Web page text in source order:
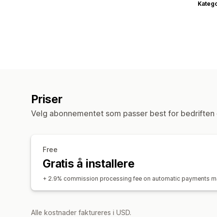
Priser
Velg abonnementet som passer best for bedriften
Free
Gratis å installere
+ 2.9% commission processing fee on automatic payments
Alle kostnader faktureres i USD.